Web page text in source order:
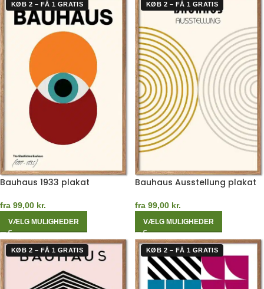
KØB 2 – FÅ 1 GRATIS
Bauhaus 1933 plakat
fra 99,00 kr.
VÆLG MULIGHEDER
KØB 2 – FÅ 1 GRATIS
Bauhaus Ausstellung plakat
fra 99,00 kr.
VÆLG MULIGHEDER
KØB 2 – FÅ 1 GRATIS KØB 2 – FÅ 1 GRATIS